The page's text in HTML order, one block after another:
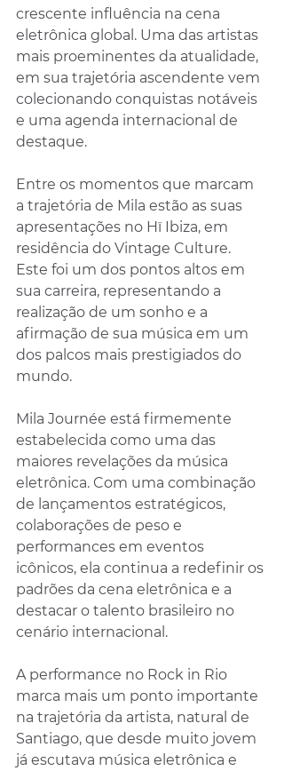
crescente influência na cena
eletrônica global. Uma das artistas
mais proeminentes da atualidade,
em sua trajetória ascendente vem
colecionando conquistas notáveis
e uma agenda internacional de
destaque.
Entre os momentos que marcam
a trajetória de Mila estão as suas
apresentações no Hï Ibiza, em
residência do Vintage Culture.
Este foi um dos pontos altos em
sua carreira, representando a
realização de um sonho e a
afirmação de sua música em um
dos palcos mais prestigiados do
mundo.
Mila Journée está firmemente
estabelecida como uma das
maiores revelações da música
eletrônica. Com uma combinação
de lançamentos estratégicos,
colaborações de peso e
performances em eventos
icônicos, ela continua a redefinir os
padrões da cena eletrônica e a
destacar o talento brasileiro no
cenário internacional.
A performance no Rock in Rio
marca mais um ponto importante
na trajetória da artista, natural de
Santiago, que desde muito jovem
já escutava música eletrônica e